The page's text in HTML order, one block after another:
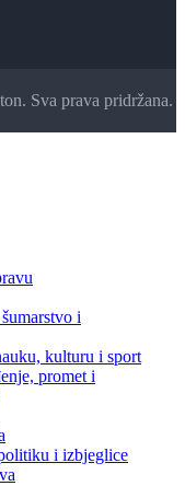
Sva prava pridržana.
i
kulturu i sport
promet i
i izbjeglice